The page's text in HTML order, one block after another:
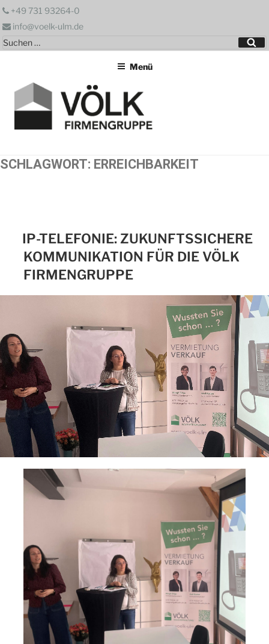
Zum
springen
+49 731 93264-0
info@voelk-ulm.de
Suchen
nach:
Menü
SCHLAGWORT: ERREICHBARKEIT
IP-TELEFONIE: ZUKUNFTSSICHERE
KOMMUNIKATION FÜR DIE VÖLK
FIRMENGRUPPE